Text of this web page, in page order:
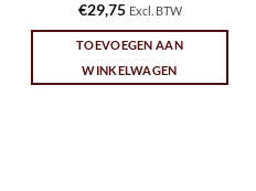
€29,75 Excl. BTW
TOEVOEGEN AAN
WINKELWAGEN